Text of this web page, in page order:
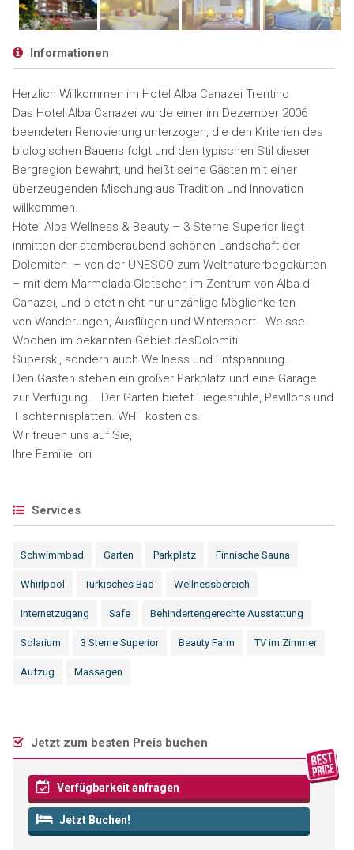
Informationen
Herzlich Willkommen im Hotel Alba Canazei Trentino
Das Hotel Alba Canazei wurde einer im Dezember 2006
beendeten Renovierung unterzogen, die den Kriterien des
biologischen Bauens folgt und den typischen Stil dieser
Bergregion bewahrt, und heißt seine Gästen mit einer
überzeugenden Mischung aus Tradition und Innovation
willkommen.
Hotel Alba Wellness & Beauty – 3 Sterne Superior liegt
inmitten der atemberaubend schönen Landschaft der
Dolomiten – von der UNESCO zum Weltnaturerbegekürten
– mit dem Marmolada-Gletscher, im Zentrum von Alba di
Canazei, und bietet nicht nur unzählige Möglichkeiten
von Wanderungen, Ausflügen und Wintersport - Weisse
Wochen im bekannten Gebiet desDolomiti
Superski, sondern auch Wellness und Entspannung.
Den Gästen stehen ein großer Parkplatz und eine Garage
zur Verfügung. Der Garten bietet Liegestühle, Pavillons und
Tischtennisplatten. Wi-Fi kostenlos.
Wir freuen uns auf Sie,
Ihre Familie Iori
Services
Schwimmbad Garten Parkplatz Finnische Sauna
Whirlpool Türkisches Bad Wellnessbereich
Internetzugang Safe Behindertengerechte Ausstattung
Solarium 3 Sterne Superior Beauty Farm TV im Zimmer
Aufzug Massagen
Jetzt zum besten Preis buchen
Verfügbarkeit anfragen
Jetzt Buchen!